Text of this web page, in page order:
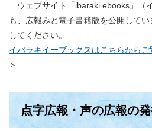
ウェブサイト「ibaraki ebooks」（
も、広報みと電子書籍版を公開して
してください。
イバラキイーブックスはこちらからご
＞
点字広報・声の広報の